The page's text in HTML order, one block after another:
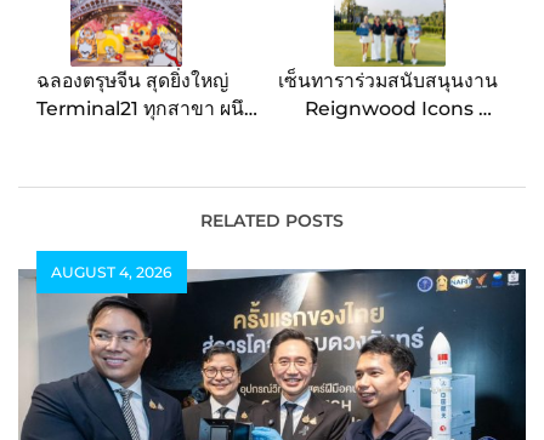
ฉลองตรุษจีน สุดยิ่งใหญ่
Terminal21 ทุกสาขา ผนึก
มาร์ก “เสือม้า มาหาเฮง”
เสิร์ฟความปัง! ยกกำลัง
ความเฮง! ครั้งแรกในไทย
เริ่ม 12 – 22 กุมภาพันธ์
เซ็นทาราร่วมสนับสนุนงาน
Reignwood Icons of
ด้านกีฬาระดับโลก
RELATED POSTS
AUGUST 4, 2026